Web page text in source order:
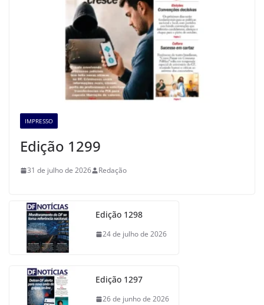
IMPRESSO
Edição 1299
31 de julho de 2026 Redação
Edição 1298
24 de julho de 2026
Edição 1297
26 de junho de 2026